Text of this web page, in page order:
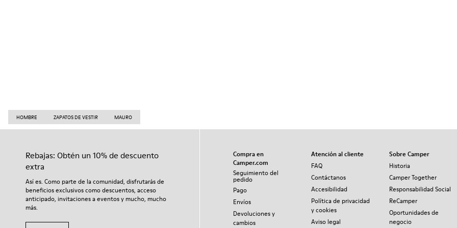
HOMBRE ZAPATOS DE VESTIR MAURO
Rebajas: Obtén un 10% de descuento
extra
Así es. Como parte de la comunidad, disfrutarás de
beneficios exclusivos como descuentos, acceso
anticipado, invitaciones a eventos y mucho, mucho
más.
Compra en
Camper.com
Seguimiento del
pedido
Pago
Envíos
Devoluciones y
cambios
Atención al cliente
FAQ
Contáctanos
Accesibilidad
Política de privacidad
y cookies
Aviso legal
Sobre Camper
Historia
Camper Together
Responsabilidad Social
ReCamper
Oportunidades de
negocio